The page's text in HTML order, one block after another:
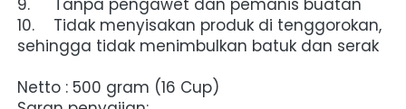
9.	Tanpa pengawet dan pemanis buatan
10.	Tidak menyisakan produk di tenggorokan,
sehingga tidak menimbulkan batuk dan serak
Netto : 500 gram (16 Cup)